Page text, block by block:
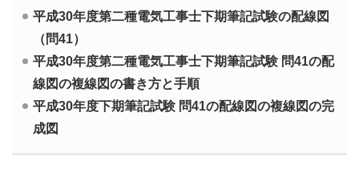
平成30年度第二種電気工事士下期筆記試験の配線図
（問41）
平成30年度第二種電気工事士下期筆記試験 問41の配
線図の複線図の書き方と手順
平成30年度下期筆記試験 問41の配線図の複線図の完
成図